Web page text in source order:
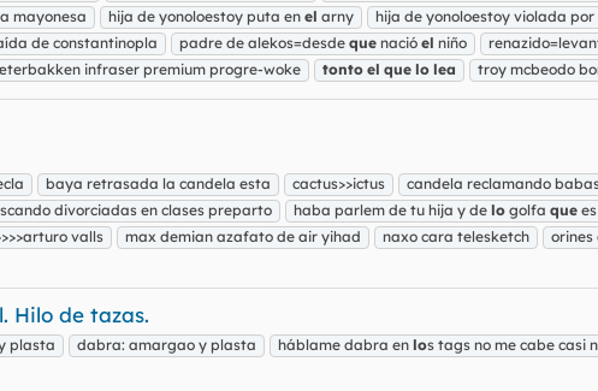
mayonesa hija de yonoloestoy puta en el arny hija de yonoloestoy violada por
de constantinopla padre de alekos=desde que nació el niño
infraser premium progre-woke tonto el que lo lea troy mcbeodo
baya retrasada la candela esta cactus>>ictus candela reclamando
divorciadas en clases preparto haba parlem de tu hija y de lo golfa que es
valls max demian azafato de air yihad naxo cara telesketch orines
Hilo de tazas.
plasta dabra: amargao y plasta háblame dabra en los tags no me cabe casi